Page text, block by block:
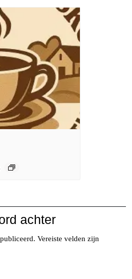
achter
Vereiste velden zijn